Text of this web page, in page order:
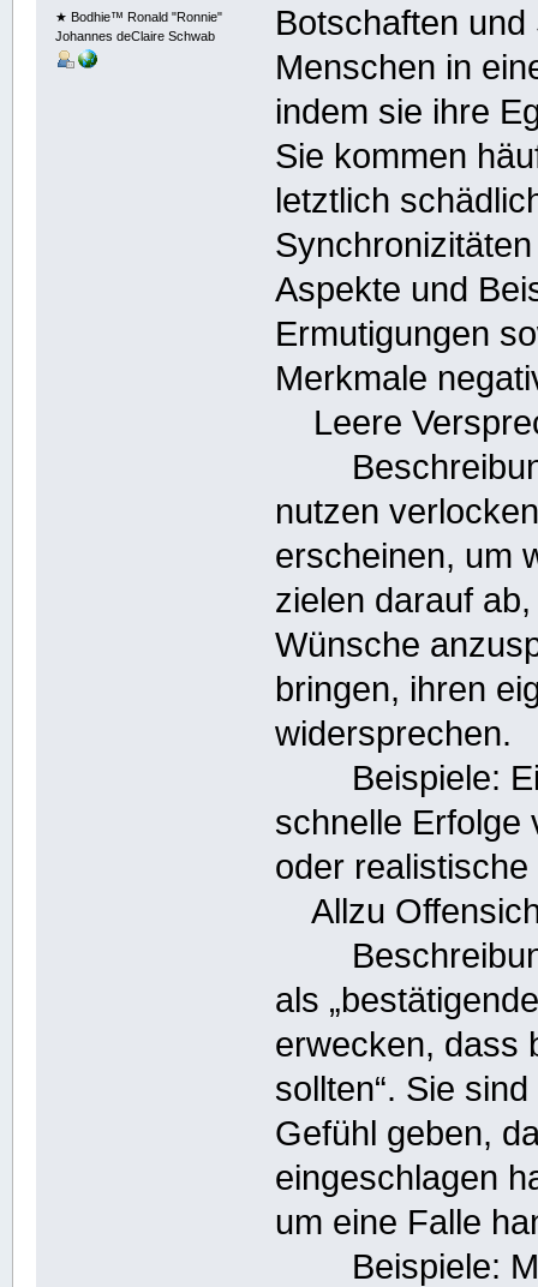
★ Bodhie™ Ronald "Ronnie"
Johannes deClaire Schwab
Botschaften
Menschen in
indem sie ihre
Sie kommen
letztlich
Aspekte und
Ermutigungen
Merkmale
Leere
nutzen
erscheinen, um
zielen darauf
Wünsche
bringen, ihren
widersprechen.
Beispiele: Ein
schnelle Erfolge
oder
Allzu
als
erwecken, dass
sollten“. Sie
Gefühl geben,
eingeschlagen
um eine Falle
Beispiele: